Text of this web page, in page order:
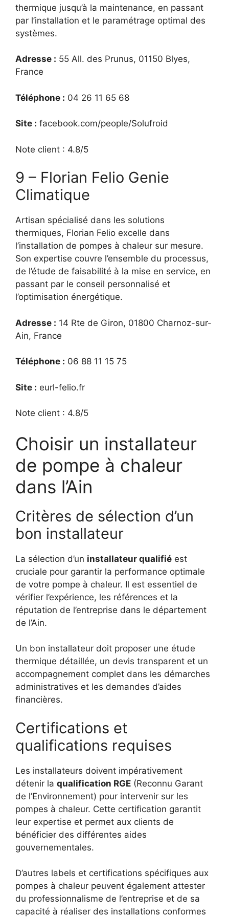
thermique jusqu’à la maintenance, en passant
par l’installation et le paramétrage optimal des
systèmes.
Adresse : 55 All. des Prunus, 01150 Blyes,
France
Téléphone : 04 26 11 65 68
Site : facebook.com/people/Solufroid
Note client : 4.8/5
9 – Florian Felio Genie
Climatique
Artisan spécialisé dans les solutions
thermiques, Florian Felio excelle dans
l’installation de pompes à chaleur sur mesure.
Son expertise couvre l’ensemble du processus,
de l’étude de faisabilité à la mise en service, en
passant par le conseil personnalisé et
l’optimisation énergétique.
Adresse : 14 Rte de Giron, 01800 Charnoz-sur-
Ain, France
Téléphone : 06 88 11 15 75
Site : eurl-felio.fr
Note client : 4.8/5
Choisir un installateur
de pompe à chaleur
dans l’Ain
Critères de sélection d’un
bon installateur
La sélection d’un installateur qualifié est
cruciale pour garantir la performance optimale
de votre pompe à chaleur. Il est essentiel de
vérifier l’expérience, les références et la
réputation de l’entreprise dans le département
de l’Ain.
Un bon installateur doit proposer une étude
thermique détaillée, un devis transparent et un
accompagnement complet dans les démarches
administratives et les demandes d’aides
financières.
Certifications et
qualifications requises
Les installateurs doivent impérativement
détenir la qualification RGE (Reconnu Garant
de l’Environnement) pour intervenir sur les
pompes à chaleur. Cette certification garantit
leur expertise et permet aux clients de
bénéficier des différentes aides
gouvernementales.
D’autres labels et certifications spécifiques aux
pompes à chaleur peuvent également attester
du professionnalisme de l’entreprise et de sa
capacité à réaliser des installations conformes